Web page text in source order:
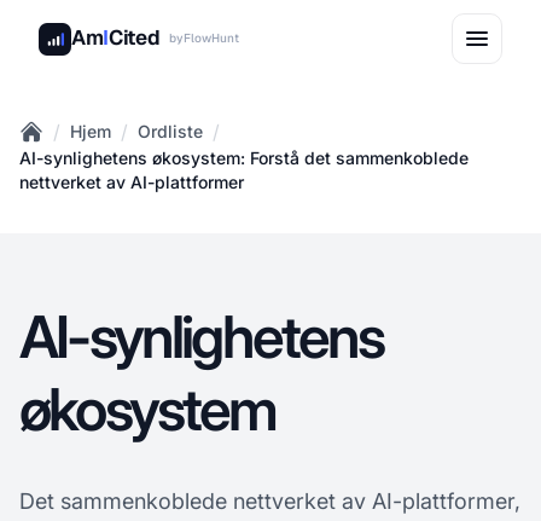
AmICited byFlowHunt
Home
/ Hjem / Ordliste /
AI-synlighetens økosystem: Forstå det sammenkoblede
nettverket av AI-plattformer
AI-synlighetens
økosystem
Det sammenkoblede nettverket av AI-plattformer,